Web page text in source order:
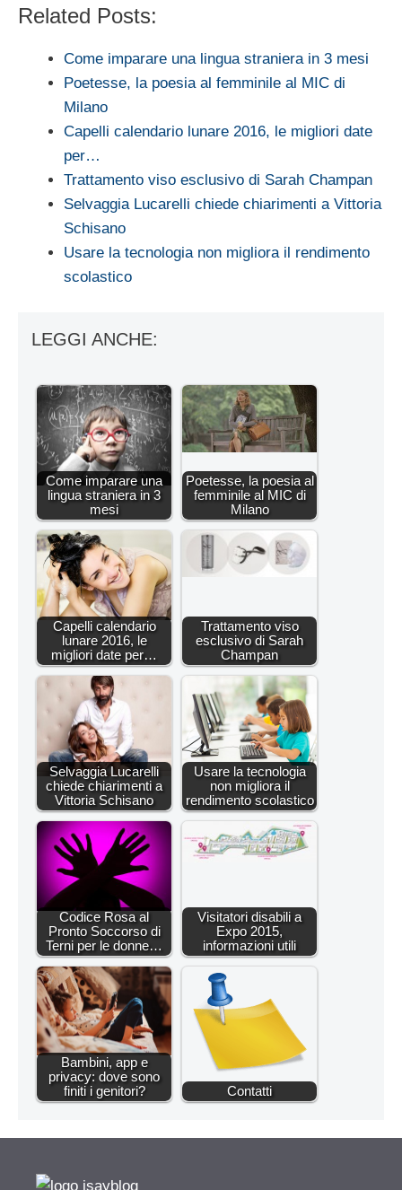
Related Posts:
Come imparare una lingua straniera in 3 mesi
Poetesse, la poesia al femminile al MIC di
Milano
Capelli calendario lunare 2016, le migliori date
per…
Trattamento viso esclusivo di Sarah Champan
Selvaggia Lucarelli chiede chiarimenti a Vittoria
Schisano
Usare la tecnologia non migliora il rendimento
scolastico
LEGGI ANCHE:
Come imparare una
lingua straniera in 3
mesi
Poetesse, la poesia al
femminile al MIC di
Milano
Capelli calendario
lunare 2016, le
migliori date per…
Trattamento viso
esclusivo di Sarah
Champan
Selvaggia Lucarelli
chiede chiarimenti a
Vittoria Schisano
Usare la tecnologia
non migliora il
rendimento scolastico
Codice Rosa al
Pronto Soccorso di
Terni per le donne…
Visitatori disabili a
Expo 2015,
informazioni utili
Bambini, app e
privacy: dove sono
finiti i genitori?
Contatti